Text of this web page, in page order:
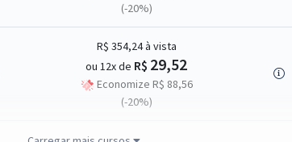
(-20%)
R$ 354,24à vista
ou 12x de R$ 29,52
Economize R$ 88,56
(-20%)